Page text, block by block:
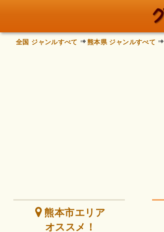
全国 ジャンルすべて 熊本県 ジャンルすべて
熊本市エリア
オススメ！